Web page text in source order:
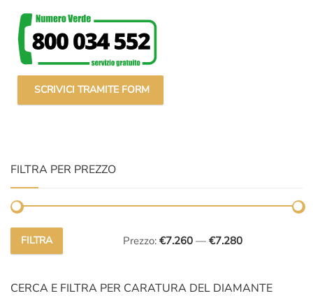
SCRIVICI TRAMITE FORM
FILTRA PER PREZZO
Prezzo
Prezzo
FILTRA Prezzo: €7.260 — €7.280
CERCA E FILTRA PER CARATURA DEL DIAMANTE